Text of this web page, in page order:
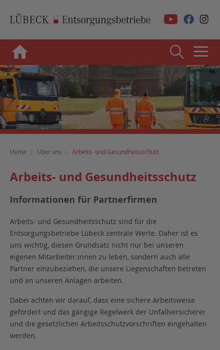
Home Über uns Arbeits- und Gesundheitsschutz
Arbeits- und Gesundheitsschutz
Informationen für Partnerfirmen
Arbeits- und Gesundheitsschutz sind für die
Entsorgungsbetriebe Lübeck zentrale Werte. Daher ist es
uns wichtig, diesen Grundsatz nicht nur bei unseren
eigenen Mitarbeiter:innen zu leben, sondern auch alle
Partner einzubeziehen, die unsere Liegenschaften betreten
und an unseren Anlagen arbeiten.
Dabei achten wir darauf, dass eine sichere Arbeitsweise
gefördert und das gängige Regelwerk der Unfallversicherer
und die gesetzlichen Arbeitsschutzvorschriften eingehalten
werden.